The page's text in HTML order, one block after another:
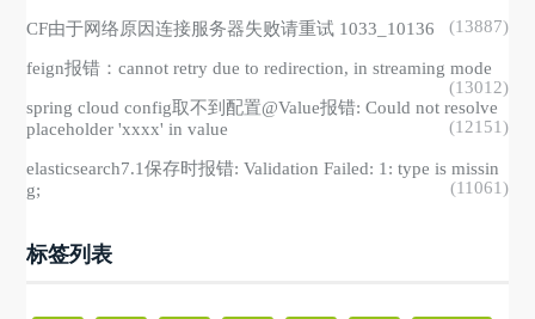
CF由于网络原因连接服务器失败请重试 1033_10136 (13887)
feign报错：cannot retry due to redirection, in streaming mode
(13012)
spring cloud config取不到配置@Value报错: Could not resolve
placeholder 'xxxx' in value
(12151)
elasticsearch7.1保存时报错: Validation Failed: 1: type is missin
g;
(11061)
标签列表